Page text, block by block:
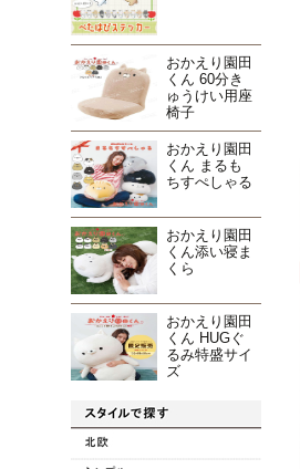
おかえり園田
くん 60分き
ゅうけい用座
椅子
おかえり園田
くん まるも
ちすぺしゃる
おかえり園田
くん添い寝ま
くら
おかえり園田
くん HUGぐ
るみ特盛サイ
ズ